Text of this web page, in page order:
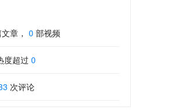
章 ， 0 部视频
度超过 0
次评论